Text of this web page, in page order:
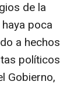
de la
poca
a hechos
políticos
Gobierno,